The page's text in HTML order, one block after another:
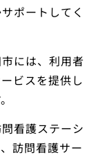
ポートしてく
には、利用者
ビスを提供し
看護ステーシ
訪問看護サー